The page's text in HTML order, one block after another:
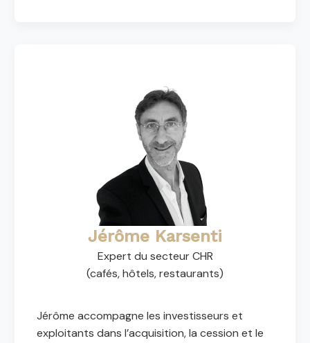
Jérôme Karsenti
Expert du secteur CHR
(cafés, hôtels, restaurants)
Jérôme accompagne les investisseurs et
exploitants dans l’acquisition, la cession et le